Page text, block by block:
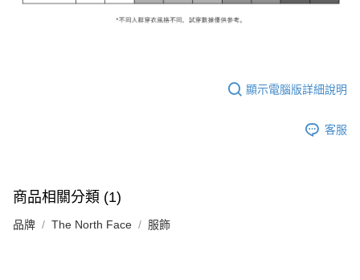
顯示電腦版詳細說明
客服
商品相關分類 (1)
品牌 The North Face 服飾